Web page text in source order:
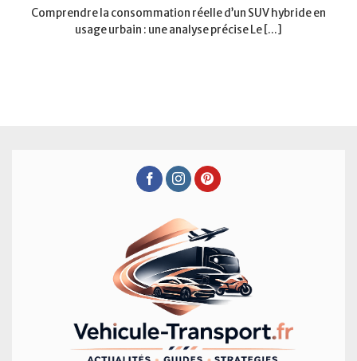
Comprendre la consommation réelle d’un SUV hybride en
usage urbain : une analyse précise Le [...]